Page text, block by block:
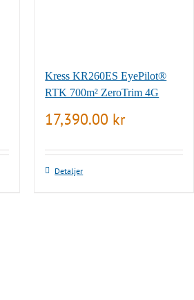
Kress KR260ES EyePilot®
RTK 700m² ZeroTrim 4G
17,390.00 kr
Detaljer